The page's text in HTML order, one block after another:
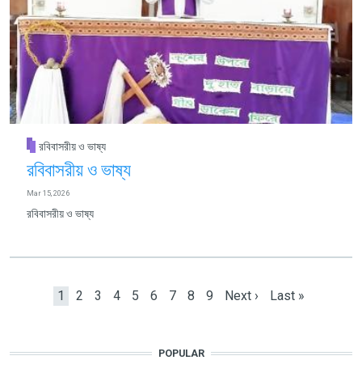
রবিবাসরীয় ও ভাষ্য
রবিবাসরীয় ও ভাষ্য
Mar 15, 2026
রবিবাসরীয় ও ভাষ্য
Current page
1 Page
2 Page
3 Page
4 Page
5 Page
6 Page
7 Page
8 Page
9 Next page
Next › Last page
Last »
POPULAR